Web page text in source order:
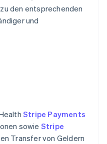
den entsprechenden
und
Stripe Payments
sowie Stripe
Transfer von Geldern